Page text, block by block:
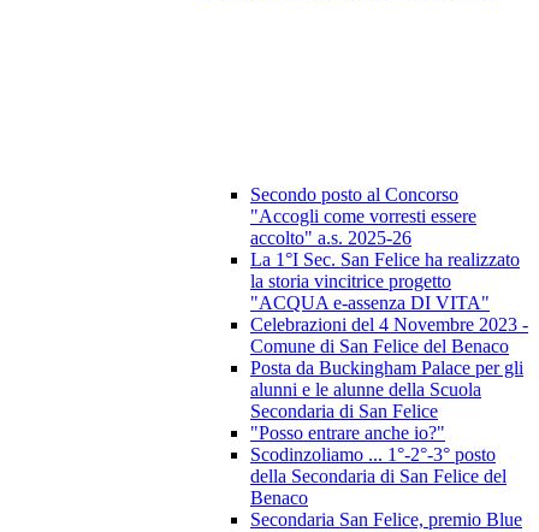
Secondo posto al Concorso
"Accogli come vorresti essere
accolto" a.s. 2025-26
La 1°I Sec. San Felice ha realizzato
la storia vincitrice progetto
"ACQUA e-assenza DI VITA"
Celebrazioni del 4 Novembre 2023 -
Comune di San Felice del Benaco
Posta da Buckingham Palace per gli
alunni e le alunne della Scuola
Secondaria di San Felice
"Posso entrare anche io?"
Scodinzoliamo ... 1°-2°-3° posto
della Secondaria di San Felice del
Benaco
Secondaria San Felice, premio Blue